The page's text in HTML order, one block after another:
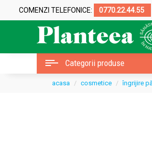
COMENZI TELEFONICE: 0770.22.44.55
Categorii produse
acasa cosmetice îngrijire